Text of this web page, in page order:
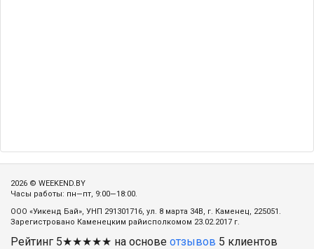
2026 © WEEKEND.BY
Часы работы: пн—пт, 9:00—18:00.
ООО «Уикенд Бай», УНП 291301716, ул. 8 марта 34В, г. Каменец, 225051.
Зарегистровано Каменецким райисполкомом 23.02.2017 г.
Рейтинг 5★★★★★ на основе отзывов 5 клиентов